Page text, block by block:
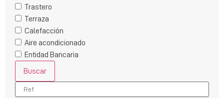
Trastero
Terraza
Calefacción
Aire acondicionado
Entidad Bancaria
Buscar